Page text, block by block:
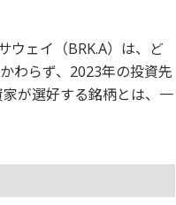
ウェイ（BRK.A）は、ど
わらず、2023年の投資先
が選好する銘柄とは、一